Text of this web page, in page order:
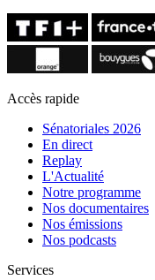
Accès rapide
Sénatoriales 2026
En direct
Replay
L'Actualité
Notre programme
Nos documentaires
Nos émissions
Nos podcasts
Services